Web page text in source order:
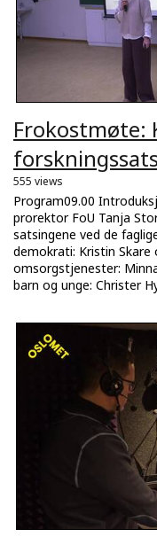
Frokostmøte:
555 views
Program09.00
prorektor FoU Tanja
satsingene ved de
demokrati: Kristin
omsorgstjenester:
barn og unge: Christer